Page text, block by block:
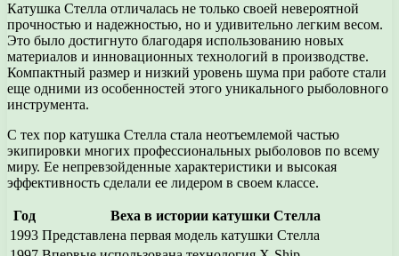
Катушка Стелла отличалась не только своей невероятной
прочностью и надежностью, но и удивительно легким весом.
Это было достигнуто благодаря использованию новых
материалов и инновационных технологий в производстве.
Компактный размер и низкий уровень шума при работе стали
еще одними из особенностей этого уникального рыболовного
инструмента.
С тех пор катушка Стелла стала неотъемлемой частью
экипировки многих профессиональных рыболовов по всему
миру. Ее непревзойденные характеристики и высокая
эффективность сделали ее лидером в своем классе.
Год
Веха в истории катушки Стелла
1993 Представлена первая модель катушки Стелла